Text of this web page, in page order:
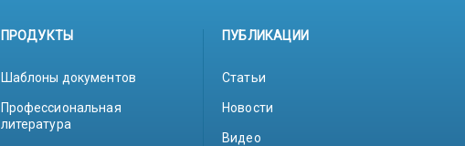
ПРОДУКТЫ
Шаблоны документов
Профессиональная
литература
ПУБЛИКАЦИИ
Статьи
Новости
Видео